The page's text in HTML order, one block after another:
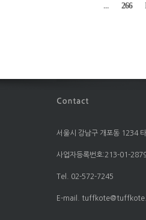
... 266
서울시 강남구 개포동 1234
사업자등록번호:213-01-
Tel. 02-572-7245
E-mail.